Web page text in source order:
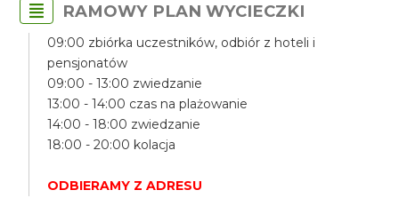
RAMOWY PLAN WYCIECZKI
09:00 zbiórka uczestników, odbiór z hoteli i
pensjonatów
09:00 - 13:00 zwiedzanie
13:00 - 14:00 czas na plażowanie
14:00 - 18:00 zwiedzanie
18:00 - 20:00 kolacja
ODBIERAMY Z ADRESU